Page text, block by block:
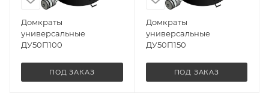
Домкраты
универсальные
ДУ50П100
ПОД ЗАКАЗ
Домкраты
универсальные
ДУ50П150
ПОД ЗАКАЗ